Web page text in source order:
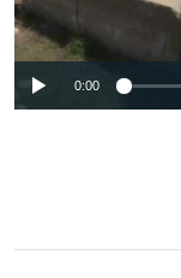
0:00